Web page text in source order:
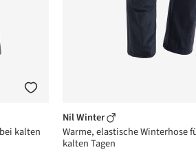
kalten
Nil Winter
Warme, elastische Winterhose
kalten Tagen